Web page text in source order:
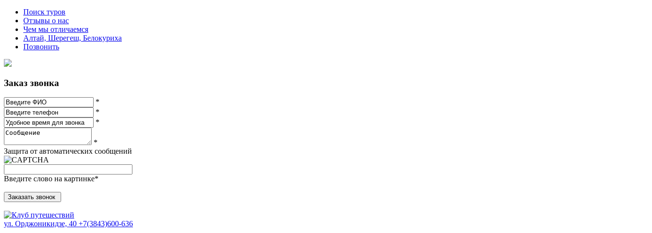
Поиск туров
Отзывы о нас
Чем мы отличаемся
Алтай, Шерегеш, Белокуриха
Позвонить
Заказ звонка
*
*
*
*
Защита от автоматических сообщений
Введите слово на картинке*
ул. Орджоникидзе, 40 +7(3843)600-636